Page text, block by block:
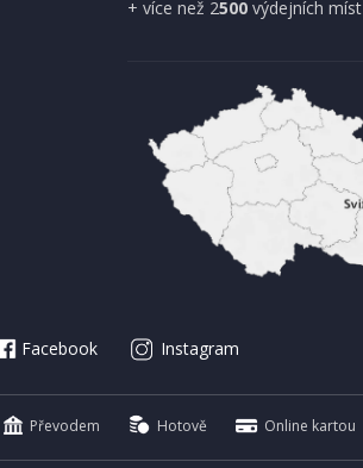
+ více než 2500výdejních míst
Facebook Instagram
Převodem Hotově Online kartou